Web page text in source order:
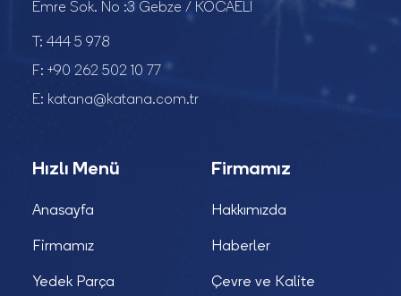
Emre Sok. No :3 Gebze / KOCAELİ
T: 444 5 978
F: +90 262 502 10 77
E: katana@katana.com.tr
Hızlı Menü
Anasayfa
Firmamız
Yedek Parça
Firmamız
Hakkımızda
Haberler
Çevre ve Kalite